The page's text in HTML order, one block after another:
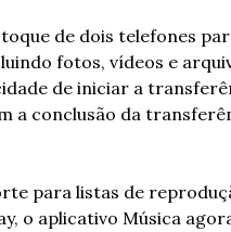
de dois telefones
fotos, vídeos e
de iniciar a
a conclusão da
para listas de
o aplicativo Música